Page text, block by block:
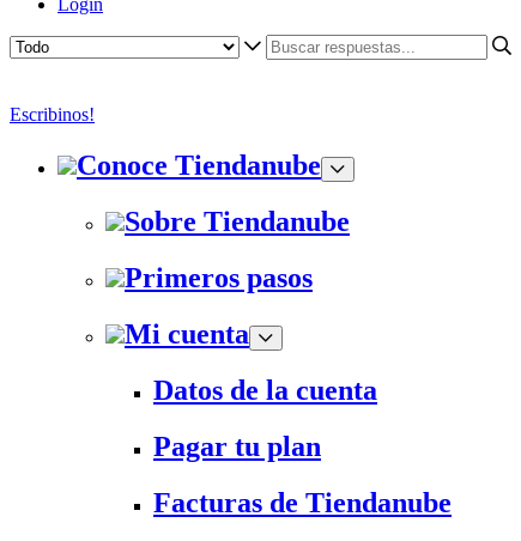
Login
Escribinos!
Conoce Tiendanube
Sobre Tiendanube
Primeros pasos
Mi cuenta
Datos de la cuenta
Pagar tu plan
Facturas de Tiendanube